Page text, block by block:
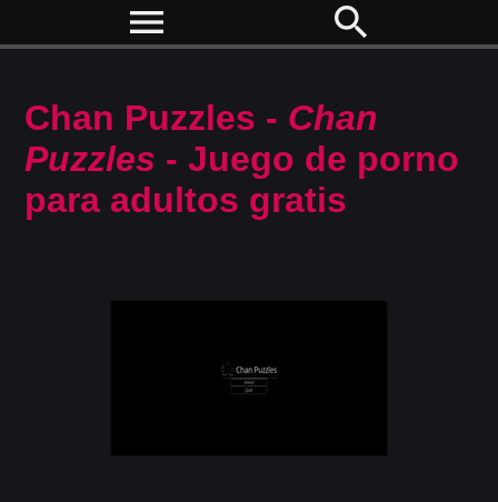
menu search
Chan Puzzles - Chan
Puzzles - Juego de porno
para adultos gratis